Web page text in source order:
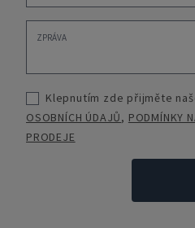
Klepnutím zde přijměte
OSOBNÍCH ÚDAJŮ, PODMÍNKY
PRODEJE